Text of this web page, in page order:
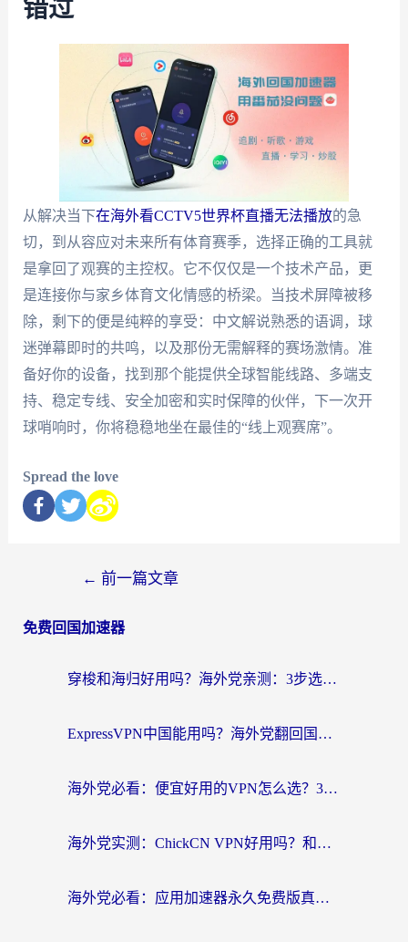
错过
从解决当下在海外看CCTV5世界杯直播无法播放的急
切，到从容应对未来所有体育赛季，选择正确的工具就
是拿回了观赛的主控权。它不仅仅是一个技术产品，更
是连接你与家乡体育文化情感的桥梁。当技术屏障被移
除，剩下的便是纯粹的享受：中文解说熟悉的语调，球
迷弹幕即时的共鸣，以及那份无需解释的赛场激情。准
备好你的设备，找到那个能提供全球智能线路、多端支
持、稳定专线、安全加密和实时保障的伙伴，下一次开
球哨响时，你将稳稳地坐在最佳的“线上观赛席”。
Spread the love
← 前一篇文章
免费回国加速器
穿梭和海归好用吗？海外党亲测：3步选对回国加速器，无缝刷国内剧玩手游
ExpressVPN中国能用吗？海外党翻回国内的加速器选择指南（附番茄加速器实测）
海外党必看：便宜好用的VPN怎么选？3步解决回国访问难题+Steam改区技巧
海外党实测：ChickCN VPN好用吗？和OurPlay VPN对比哪个回国效果更好？附避坑指南
海外党必看：应用加速器永久免费版真的靠谱吗？教你选对回国加速器无缝刷国内资源